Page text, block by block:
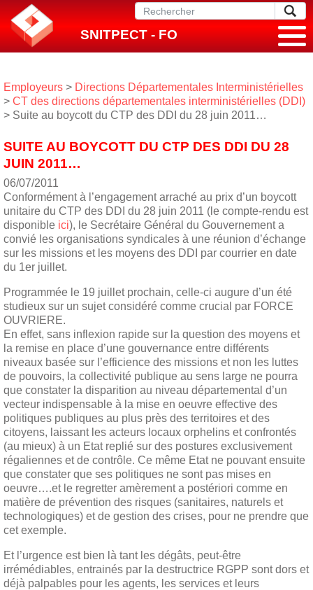
SNITPECT - FO
Employeurs > Directions Départementales Interministérielles
> CT des directions départementales interministérielles (DDI)
> Suite au boycott du CTP des DDI du 28 juin 2011…
SUITE AU BOYCOTT DU CTP DES DDI DU 28
JUIN 2011…
06/07/2011
Conformément à l’engagement arraché au prix d’un boycott
unitaire du CTP des DDI du 28 juin 2011 (le compte-rendu est
disponible ici), le Secrétaire Général du Gouvernement a
convié les organisations syndicales à une réunion d’échange
sur les missions et les moyens des DDI par courrier en date
du 1er juillet.
Programmée le 19 juillet prochain, celle-ci augure d’un été
studieux sur un sujet considéré comme crucial par FORCE
OUVRIERE.
En effet, sans inflexion rapide sur la question des moyens et
la remise en place d’une gouvernance entre différents
niveaux basée sur l’efficience des missions et non les luttes
de pouvoirs, la collectivité publique au sens large ne pourra
que constater la disparition au niveau départemental d’un
vecteur indispensable à la mise en oeuvre effective des
politiques publiques au plus près des territoires et des
citoyens, laissant les acteurs locaux orphelins et confrontés
(au mieux) à un Etat replié sur des postures exclusivement
régaliennes et de contrôle. Ce même Etat ne pouvant ensuite
que constater que ses politiques ne sont pas mises en
oeuvre….et le regretter amèrement a postériori comme en
matière de prévention des risques (sanitaires, naturels et
technologiques) et de gestion des crises, pour ne prendre que
cet exemple.
Et l’urgence est bien là tant les dégâts, peut-être
irrémédiables, entrainés par la destructrice RGPP sont dors et
déjà palpables pour les agents, les services et leurs